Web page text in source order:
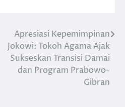
Apresiasi Kepemimpinan
Jokowi: Tokoh Agama Ajak
Sukseskan Transisi Damai
dan Program Prabowo-
Gibran